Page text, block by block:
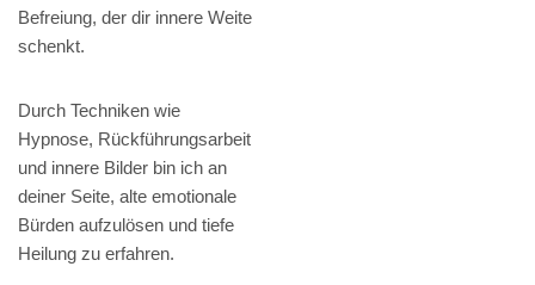
Befreiung, der dir innere Weite
schenkt.
Durch Techniken wie
Hypnose, Rückführungsarbeit
und innere Bilder bin ich an
deiner Seite, alte emotionale
Bürden aufzulösen und tiefe
Heilung zu erfahren.